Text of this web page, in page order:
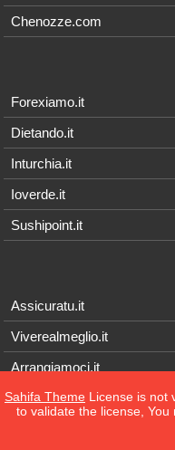
Chenozze.com
Forexiamo.it
Dietando.it
Inturchia.it
Ioverde.it
Sushipoint.it
Assicuratu.it
Viverealmeglio.it
Arrangiamoci.it
Tecnichef.it
Sahifa Theme License is not
to validate the license,